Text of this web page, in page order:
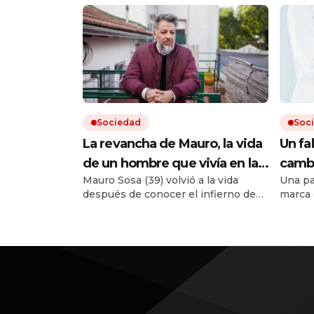
Sociedad
La revancha de Mauro, la vida
de un hombre que vivía en la
calle y pudo reencontrar su
rumbo: «Ya no me reprocho»
Mauro Sosa (39) volvió a la vida
después de conocer el infierno de
fue darme cuenta de que necesitaba
Un
Una
La